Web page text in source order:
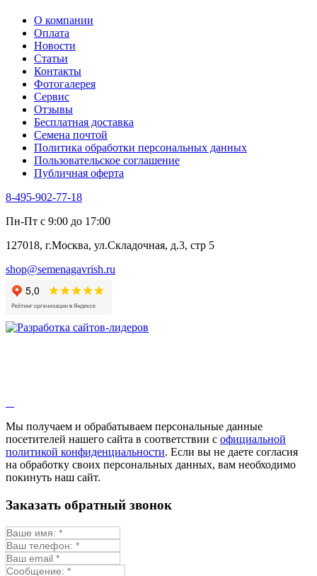
О компании
Оплата
Новости
Статьи
Контакты
Фотогалерея​
Сервис
Отзывы
Бесплатная доставка
Семена почтой
Политика обработки персональных данных
Пользовательское соглашение
Публичная оферта
8-495-902-77-18
Пн-Пт с 9:00 до 17:00
127018, г.Москва, ул.Складочная, д.3, стр 5
shop@semenagavrish.ru
Мы получаем и обрабатываем персональные данные
посетителей нашего сайта в соответствии с официальной
политикой конфиденциальности. Если вы не даете согласия
на обработку своих персональных данных, вам необходимо
покинуть наш сайт.
Заказать обратный звонок